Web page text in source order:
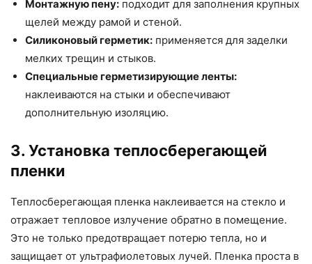
Монтажную пену: подходит для заполнения крупных
щелей между рамой и стеной.
Силиконовый герметик: применяется для заделки
мелких трещин и стыков.
Специальные герметизирующие ленты:
наклеиваются на стыки и обеспечивают
дополнительную изоляцию.
3. Установка теплосберегающей
пленки
Теплосберегающая пленка наклеивается на стекло и
отражает тепловое излучение обратно в помещение.
Это не только предотвращает потерю тепла, но и
защищает от ультрафиолетовых лучей. Пленка проста в